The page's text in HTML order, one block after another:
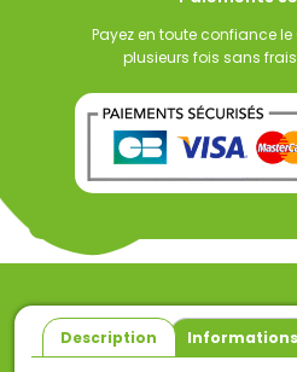
Payez en toute confiance
plusieurs fois sans
Description